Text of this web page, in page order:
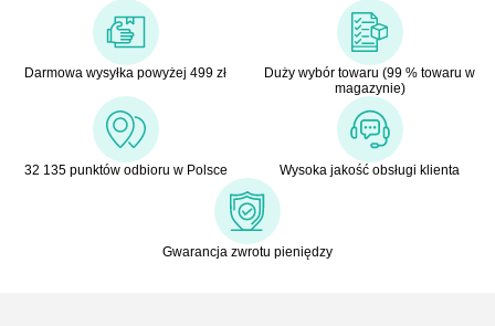
Darmowa wysyłka powyżej 499 zł
Duży wybór towaru (99 % towaru w
magazynie)
32 135 punktów odbioru w Polsce Wysoka jakość obsługi klienta
Gwarancja zwrotu pieniędzy